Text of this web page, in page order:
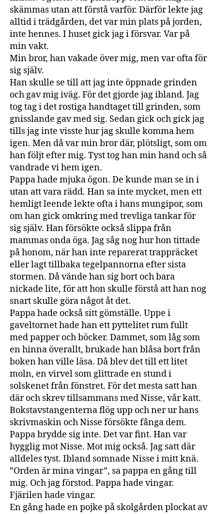
skämmas utan att förstå varför. Därför lekte jag
alltid i trädgården, det var min plats på jorden,
inte hennes. I huset gick jag i försvar. Var på
min vakt.
Min bror, han vakade över mig, men var ofta för
sig själv.
Han skulle se till att jag inte öppnade grinden
och gav mig iväg. För det gjorde jag ibland. Jag
tog tag i det rostiga handtaget till grinden, som
gnisslande gav med sig. Sedan gick och gick jag
tills jag inte visste hur jag skulle komma hem
igen. Men då var min bror där, plötsligt, som om
han följt efter mig. Tyst tog han min hand och så
vandrade vi hem igen.
Pappa hade mjuka ögon. De kunde man se in i
utan att vara rädd. Han sa inte mycket, men ett
hemligt leende lekte ofta i hans mungipor, som
om han gick omkring med trevliga tankar för
sig själv. Han försökte också slippa från
mammas onda öga. Jag såg nog hur hon tittade
på honom, när han inte reparerat trappräcket
eller lagt tillbaka tegelpannorna efter sista
stormen. Då vände han sig bort och bara
nickade lite, för att hon skulle förstå att han nog
snart skulle göra något åt det.
Pappa hade också sitt gömställe. Uppe i
gaveltornet hade han ett pyttelitet rum fullt
med papper och böcker. Dammet, som låg som
en hinna överallt, brukade han blåsa bort från
boken han ville läsa. Då blev det till ett litet
moln, en virvel som glittrade en stund i
solskenet från fönstret. För det mesta satt han
där och skrev tillsammans med Nisse, vår katt.
Bokstavstangenterna flög upp och ner ur hans
skrivmaskin och Nisse försökte fånga dem.
Pappa brydde sig inte. Det var fint. Han var
hygglig mot Nisse. Mot mig också. Jag satt där
alldeles tyst. Ibland somnade Nisse i mitt knä.
”Orden är mina vingar”, sa pappa en gång till
mig. Och jag förstod. Pappa hade vingar.
Fjärilen hade vingar.
En gång hade en pojke på skolgården plockat av